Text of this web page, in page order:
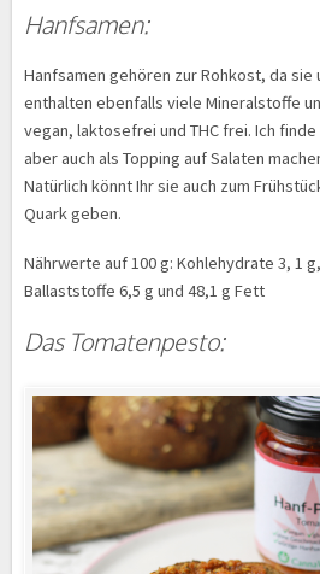
Hanfsamen:
Hanfsamen gehören zur Rohkost, da
enthalten ebenfalls viele Mineralstoffe
vegan, laktosefrei und THC frei. Ich
aber auch als Topping auf Salaten
Natürlich könnt Ihr sie auch zum
Quark geben.
Nährwerte auf 100 g: Kohlehydrate 3, 1
Ballaststoffe 6,5 g und 48,1 g Fett
Das Tomatenpesto: